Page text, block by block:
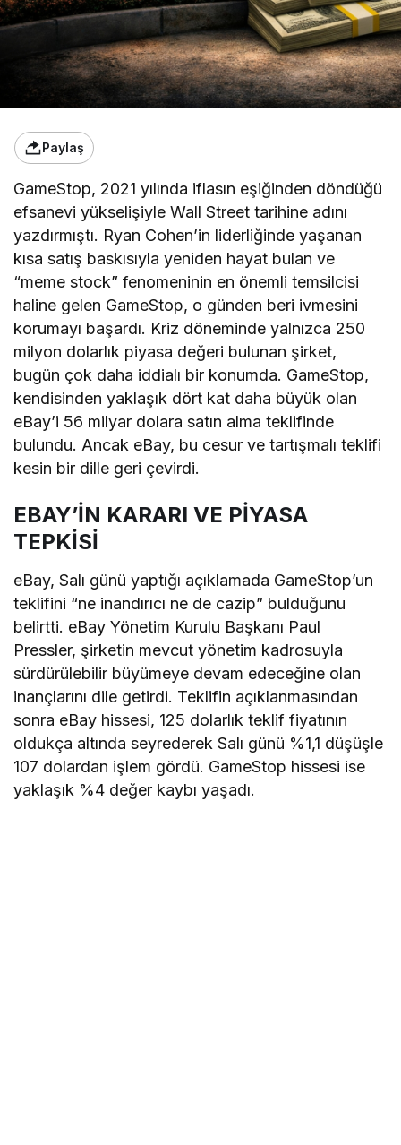
Paylaş
GameStop, 2021 yılında iflasın eşiğinden döndüğü
efsanevi yükselişiyle Wall Street tarihine adını
yazdırmıştı. Ryan Cohen’in liderliğinde yaşanan
kısa satış baskısıyla yeniden hayat bulan ve
“meme stock” fenomeninin en önemli temsilcisi
haline gelen GameStop, o günden beri ivmesini
korumayı başardı. Kriz döneminde yalnızca 250
milyon dolarlık piyasa değeri bulunan şirket,
bugün çok daha iddialı bir konumda. GameStop,
kendisinden yaklaşık dört kat daha büyük olan
eBay’i 56 milyar dolara satın alma teklifinde
bulundu. Ancak eBay, bu cesur ve tartışmalı teklifi
kesin bir dille geri çevirdi.
EBAY’İN KARARI VE PİYASA
TEPKİSİ
eBay, Salı günü yaptığı açıklamada GameStop’un
teklifini “ne inandırıcı ne de cazip” bulduğunu
belirtti. eBay Yönetim Kurulu Başkanı Paul
Pressler, şirketin mevcut yönetim kadrosuyla
sürdürülebilir büyümeye devam edeceğine olan
inançlarını dile getirdi. Teklifin açıklanmasından
sonra eBay hissesi, 125 dolarlık teklif fiyatının
oldukça altında seyrederek Salı günü %1,1 düşüşle
107 dolardan işlem gördü. GameStop hissesi ise
yaklaşık %4 değer kaybı yaşadı.